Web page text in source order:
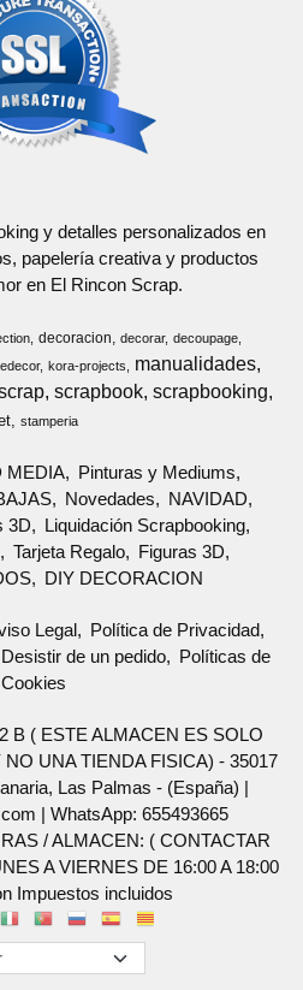
y detalles personalizados en
papelería creativa y productos
en El Rincon Scrap.
decoracion decorar
decoupage
kora-projects manualidades
scrapbook scrapbooking
stamperia
MEDIA
Pinturas y Mediums
Novedades
NAVIDAD
3D
Liquidación Scrapbooking
Tarjeta Regalo
Figuras 3D
DIY DECORACION
Legal
Política de Privacidad
Desistir de un pedido
Políticas de
Cookies
B ( ESTE ALMACEN ES SOLO
UNA TIENDA FISICA) - 35017
Las Palmas - (España) |
| WhatsApp: 655493665
/ ALMACEN: ( CONTACTAR
A VIERNES DE 16:00 A 18:00
Impuestos incluidos